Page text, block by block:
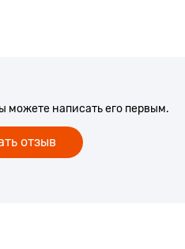
можете написать его первым.
отзыв